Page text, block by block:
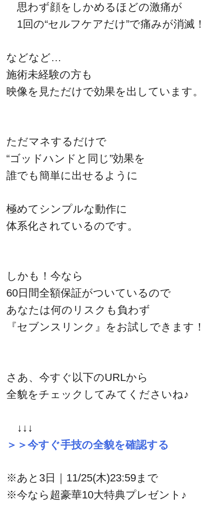
思わず顔をしかめるほどの激痛が
1回の“セルフケアだけ”で痛みが消滅！
などなど…
施術未経験の方も
映像を見ただけで効果を出しています。
ただマネするだけで
“ゴッドハンドと同じ”効果を
誰でも簡単に出せるように
極めてシンプルな動作に
体系化されているのです。
しかも！今なら
60日間全額保証がついているので
あなたは何のリスクも負わず
『セブンスリンク』をお試しできます！
さあ、今すぐ以下のURLから
全貌をチェックしてみてくださいね♪
↓↓↓
＞＞今すぐ手技の全貌を確認する
※あと3日｜11/25(木)23:59まで
※今なら超豪華10大特典プレゼント♪